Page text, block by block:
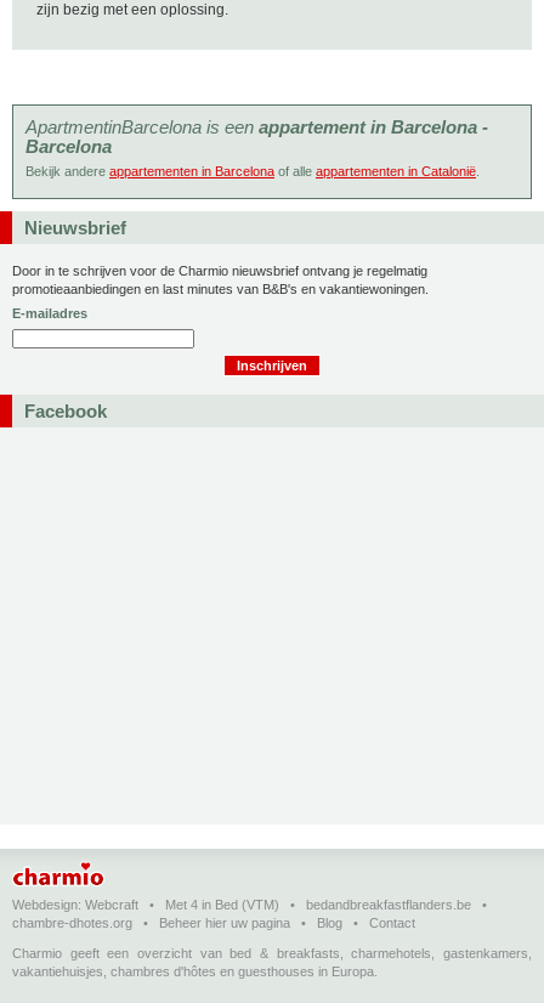
zijn bezig met een oplossing.
ApartmentinBarcelona is een appartement in Barcelona -
Barcelona
Bekijk andere appartementen in Barcelona of alle appartementen in Catalonië
Nieuwsbrief
Door in te schrijven voor de Charmio nieuwsbrief ontvang je regelmatig
promotieaanbiedingen en last minutes van B&B's en vakantiewoningen.
E-mailadres
Facebook
Webdesign: Webcraft • Met 4 in Bed (VTM) • bedandbreakfastflanders.be •
chambre-dhotes.org • Beheer hier uw pagina • Blog • Contact
Charmio geeft een overzicht van bed & breakfasts, charmehotels, gastenkamers,
vakantiehuisjes, chambres d'hôtes en guesthouses in Europa.